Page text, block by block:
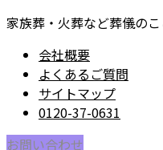
コ
移
ナ
ン
家族葬・火葬など葬儀の
会社概要
よくあるご質問
サイトマップ
0120-37-0631
お問い合わせ